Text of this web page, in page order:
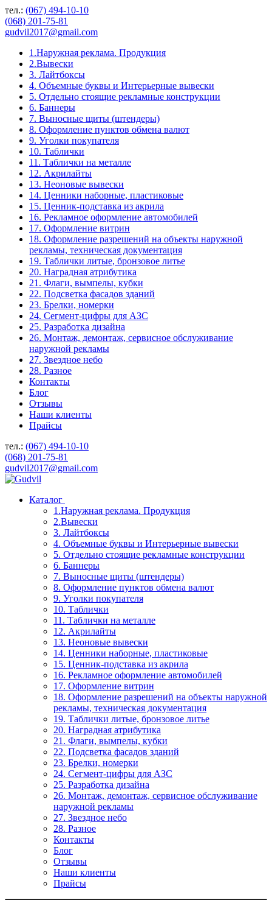
тел.: (067) 494-10-10
(068) 201-75-81
gudvil2017@gmail.com
1.Наружная реклама. Продукция
2.Вывески
3. Лайтбоксы
4. Объемные буквы и Интерьерные вывески
5. Отдельно стоящие рекламные конструкции
6. Баннеры
7. Выносные щиты (штендеры)
8. Оформление пунктов обмена валют
9. Уголки покупателя
10. Таблички
11. Таблички на металле
12. Акрилайты
13. Неоновые вывески
14. Ценники наборные, пластиковые
15. Ценник-подставка из акрила
16. Рекламное оформление автомобилей
17. Оформление витрин
18. Оформление разрешений на объекты наружной
рекламы, техническая документация
19. Таблички литые, бронзовое литье
20. Наградная атрибутика
21. Флаги, вымпелы, кубки
22. Подсветка фасадов зданий
23. Брелки, номерки
24. Сегмент-цифры для АЗС
25. Разработка дизайна
26. Монтаж, демонтаж, сервисное обслуживание
наружной рекламы
27. Звездное небо
28. Разное
Контакты
Блог
Отзывы
Наши клиенты
Прайсы
тел.: (067) 494-10-10
(068) 201-75-81
gudvil2017@gmail.com
Каталог
1.Наружная реклама. Продукция
2.Вывески
3. Лайтбоксы
4. Объемные буквы и Интерьерные вывески
5. Отдельно стоящие рекламные конструкции
6. Баннеры
7. Выносные щиты (штендеры)
8. Оформление пунктов обмена валют
9. Уголки покупателя
10. Таблички
11. Таблички на металле
12. Акрилайты
13. Неоновые вывески
14. Ценники наборные, пластиковые
15. Ценник-подставка из акрила
16. Рекламное оформление автомобилей
17. Оформление витрин
18. Оформление разрешений на объекты наружной
рекламы, техническая документация
19. Таблички литые, бронзовое литье
20. Наградная атрибутика
21. Флаги, вымпелы, кубки
22. Подсветка фасадов зданий
23. Брелки, номерки
24. Сегмент-цифры для АЗС
25. Разработка дизайна
26. Монтаж, демонтаж, сервисное обслуживание
наружной рекламы
27. Звездное небо
28. Разное
Контакты
Блог
Отзывы
Наши клиенты
Прайсы